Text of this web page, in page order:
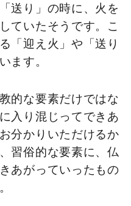
送り」の時に、火を
ていたそうです。こ
「迎え火」や「送り
ます。
的な要素だけではな
入り混じってできあ
分かりいただけるか
習俗的な要素に、仏
あがっていったもの